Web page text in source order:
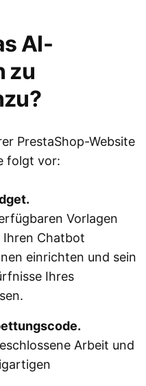
AI-
zu
PrestaShop-Website
folgt vor:
Vorlagen
Ihren Chatbot
einrichten und sein
Ihres
Arbeit und